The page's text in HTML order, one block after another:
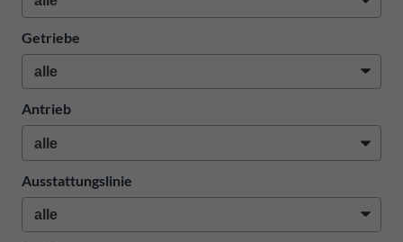
Getriebe
Antrieb
Ausstattungslinie